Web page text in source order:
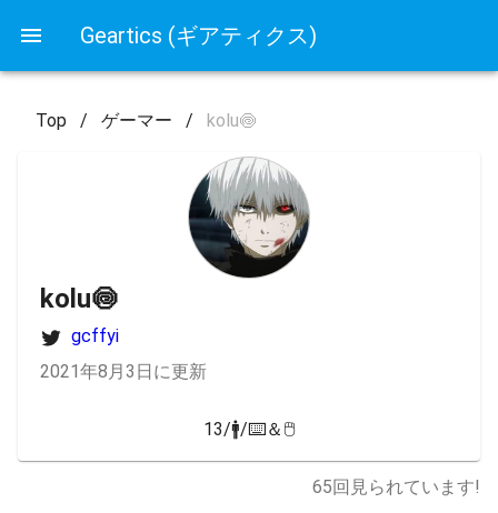
Geartics (ギアティクス)
Top / ゲーマー / kolu🍥
kolu🍥
gcffyi
2021年8月3日に更新
13/🚹/⌨️＆🖱
65回見られています!